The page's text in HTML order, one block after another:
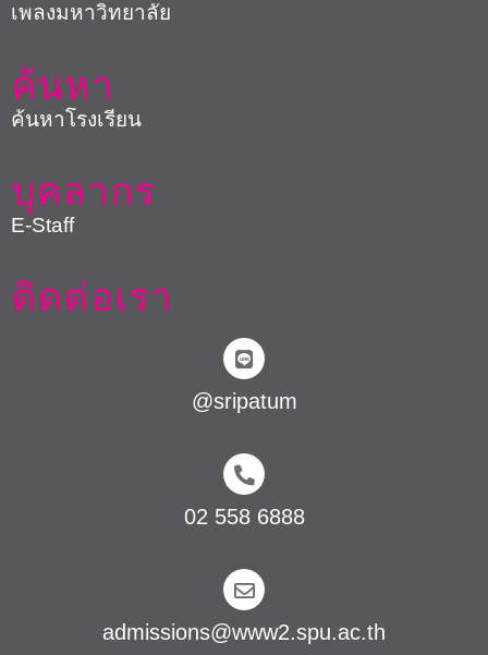
เพลงมหาวิทยาลัย
ค้นหา
ค้นหาโรงเรียน
บุคลากร
E-Staff
ติดต่อเรา
@sripatum
02 558 6888
admissions@www2.spu.ac.th